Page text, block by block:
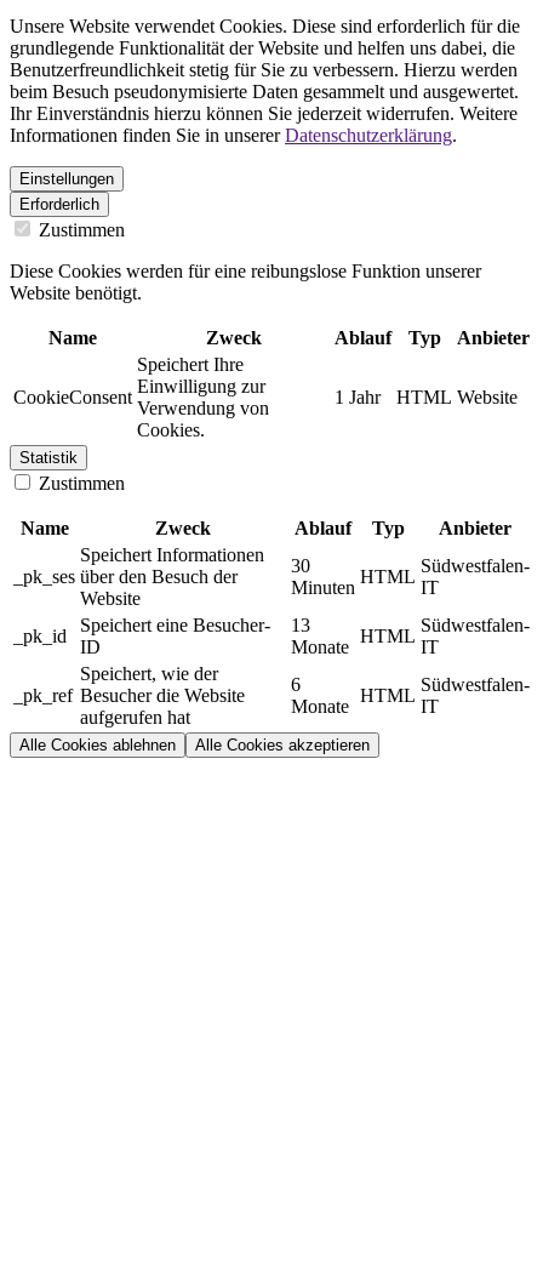
Unsere Website verwendet Cookies. Diese sind erforderlich für die
grundlegende Funktionalität der Website und helfen uns dabei, die
Benutzerfreundlichkeit stetig für Sie zu verbessern. Hierzu werden
beim Besuch pseudonymisierte Daten gesammelt und ausgewertet.
Ihr Einverständnis hierzu können Sie jederzeit widerrufen. Weitere
Informationen finden Sie in unsererDatenschutzerklärung.
Einstellungen
Erforderlich
Zustimmen
Diese Cookies werden für eine reibungslose Funktion unserer
Website benötigt.
Name Zweck Ablauf Typ Anbieter
CookieConsent
Speichert Ihre
Einwilligung zur
Verwendung von
Cookies.
1 Jahr HTML Website
Statistik
Zustimmen
Name Zweck Ablauf Typ Anbieter
_pk_ses
Speichert Informationen
über den Besuch der
Website
30
Minuten
HTML
Südwestfalen-
IT
_pk_id
Speichert eine Besucher-
ID
13
Monate
HTML
Südwestfalen-
IT
_pk_ref
Speichert, wie der
Besucher die Website
aufgerufen hat
6
Monate
HTML
Südwestfalen-
IT
Alle Cookies ablehnen Alle Cookies akzeptieren